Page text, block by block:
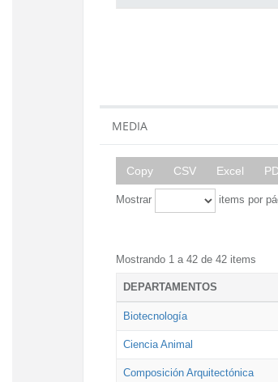
MEDIA
Copy CSV Excel
Mostrar items por
Mostrando 1 a 42 de 42 items
DEPARTAMENTOS
Biotecnología
Ciencia Animal
Composición Arquitectónica